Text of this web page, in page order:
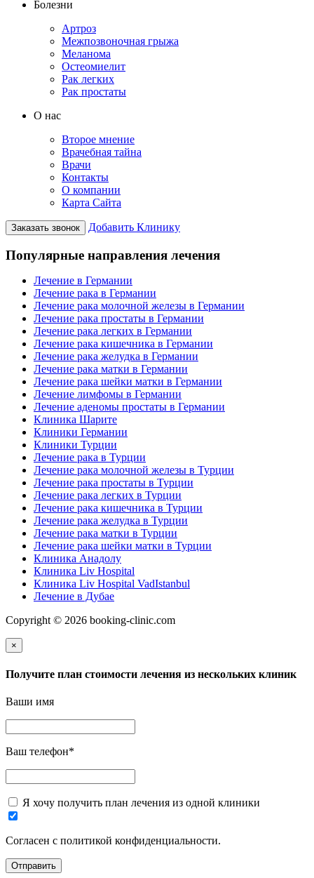
Болезни
Артроз
Межпозвоночная грыжа
Меланома
Остеомиелит
Рак легких
Рак простаты
О нас
Второе мнение
Врачебная тайна
Врачи
Контакты
О компании
Карта Сайта
Заказать звонок Добавить Клинику
Популярные направления лечения
Лечение в Германии
Лечение рака в Германии
Лечение рака молочной железы в Германии
Лечение рака простаты в Германии
Лечение рака легких в Германии
Лечение рака кишечника в Германии
Лечение рака желудка в Германии
Лечение рака матки в Германии
Лечение рака шейки матки в Германии
Лечение лимфомы в Германии
Лечение аденомы простаты в Германии
Клиника Шарите
Клиники Германии
Клиники Турции
Лечение рака в Турции
Лечение рака молочной железы в Турции
Лечение рака простаты в Турции
Лечение рака легких в Турции
Лечение рака кишечника в Турции
Лечение рака желудка в Турции
Лечение рака матки в Турции
Лечение рака шейки матки в Турции
Клиника Анадолу
Клиника Liv Hospital
Клиника Liv Hospital VadIstanbul
Лечение в Дубае
Copyright © 2026 booking-clinic.com
×
Получите план стоимости лечения из нескольких клиник
Ваши имя
Ваш телефон*
Я хочу получить план лечения из одной клиники
Согласен с политикой конфиденциальности.